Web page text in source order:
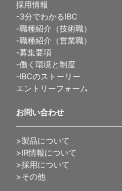
採用情報
-3分でわかるIBC
-職種紹介（技術職）
-職種紹介（営業職）
-募集要項
-働く環境と制度
-IBCのストーリー
エントリーフォーム
お問い合わせ
>製品について
>IR情報について
>採用について
>その他